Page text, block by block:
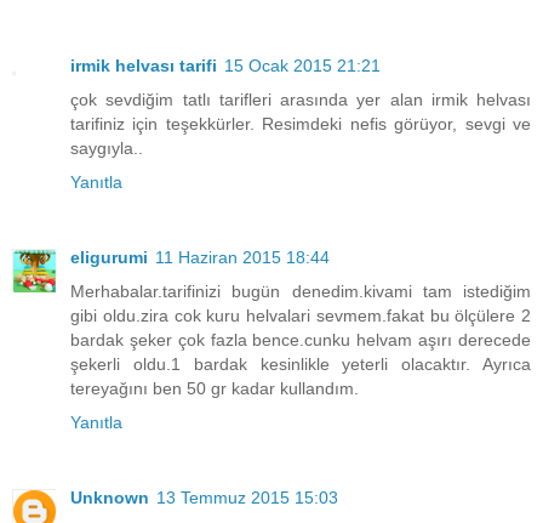
irmik helvası tarifi 15 Ocak 2015 21:21
çok sevdiğim tatlı tarifleri arasında yer alan irmik helvası
tarifiniz için teşekkürler. Resimdeki nefis görüyor, sevgi ve
saygıyla..
Yanıtla
eligurumi 11 Haziran 2015 18:44
Merhabalar.tarifinizi bugün denedim.kivami tam istediğim
gibi oldu.zira cok kuru helvalari sevmem.fakat bu ölçülere 2
bardak şeker çok fazla bence.cunku helvam aşırı derecede
şekerli oldu.1 bardak kesinlikle yeterli olacaktır. Ayrıca
tereyağını ben 50 gr kadar kullandım.
Yanıtla
Unknown 13 Temmuz 2015 15:03